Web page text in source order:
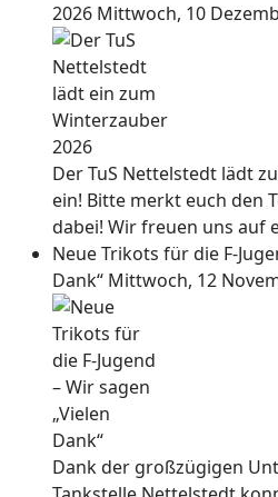
2026 Mittwoch, 10
Der TuS Nettelstedt lädt
ein! Bitte merkt euch den
dabei! Wir freuen uns auf
Neue Trikots für die F-
Dank“ Mittwoch, 12
Dank der großzügigen